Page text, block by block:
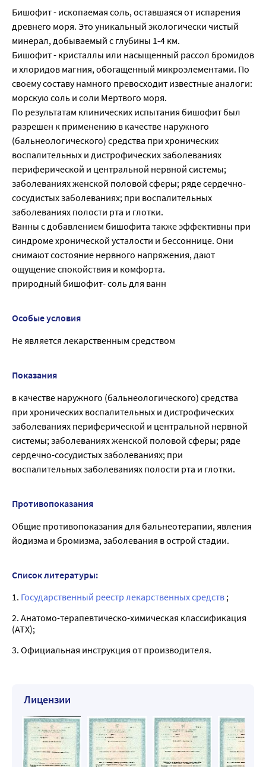
Бишофит - ископаемая соль, оставшаяся от испарения
древнего моря. Это уникальный экологически чистый
минерал, добываемый с глубины 1-4 км.
Бишофит - кристаллы или насыщенный рассол бромидов
и хлоридов магния, обогащенный микроэлементами. По
своему составу намного превосходит известные аналоги:
морскую соль и соли Мертвого моря.
По результатам клинических испытания бишофит был
разрешен к применению в качестве наружного
(бальнеологического) средства при хронических
воспалительных и дистрофических заболеваниях
периферической и центральной нервной системы;
заболеваниях женской половой сферы; ряде сердечно-
сосудистых заболеваниях; при воспалительных
заболеваниях полости рта и глотки.
Ванны с добавлением бишофита также эффективны при
синдроме хронической усталости и бессоннице. Они
снимают состояние нервного напряжения, дают
ощущение спокойствия и комфорта.
природный бишофит- соль для ванн
Особые условия
Не является лекарственным средством
Показания
в качестве наружного (бальнеологического) средства
при хронических воспалительных и дистрофических
заболеваниях периферической и центральной нервной
системы; заболеваниях женской половой сферы; ряде
сердечно-сосудистых заболеваниях; при
воспалительных заболеваниях полости рта и глотки.
Противопоказания
Общие противопоказания для бальнеотерапии, явления
йодизма и бромизма, заболевания в острой стадии.
Список литературы:
1. Государственный реестр лекарственных средств ;
2. Анатомо-терапевтическо-химическая классификация
(ATX);
3. Официальная инструкция от производителя.
Лицензии